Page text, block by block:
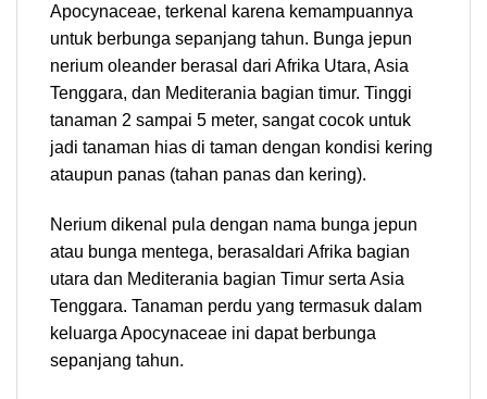
Apocynaceae, terkenal karena kemampuannya
untuk berbunga sepanjang tahun. Bunga jepun
nerium oleander berasal dari Afrika Utara, Asia
Tenggara, dan Mediterania bagian timur. Tinggi
tanaman 2 sampai 5 meter, sangat cocok untuk
jadi tanaman hias di taman dengan kondisi kering
ataupun panas (tahan panas dan kering).
Nerium dikenal pula dengan nama bunga jepun
atau bunga mentega, berasaldari Afrika bagian
utara dan Mediterania bagian Timur serta Asia
Tenggara. Tanaman perdu yang termasuk dalam
keluarga Apocynaceae ini dapat berbunga
sepanjang tahun.